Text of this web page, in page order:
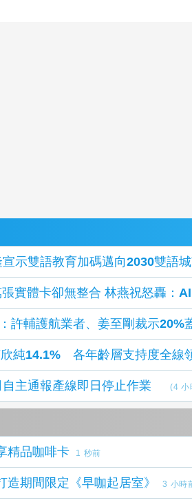
示雙語教育加碼邁向2030雙語
實體卡卻無整合 林燕祝怒轟：AI
許輔護航業者、姜至剛裁示20%
欣純14.1% 各年齡層支持度全線
主通報產線即日停止作業 (4 小
精品咖啡卡 1 秒前
期間限定《早咖起居室》 3 小時